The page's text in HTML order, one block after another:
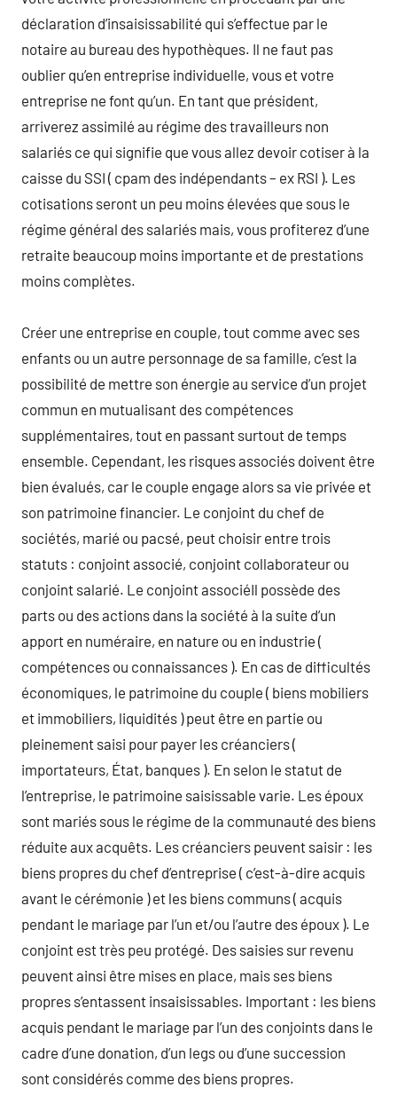
déclaration d’insaisissabilité qui s’effectue par le
notaire au bureau des hypothèques. Il ne faut pas
oublier qu’en entreprise individuelle, vous et votre
entreprise ne font qu’un. En tant que président,
arriverez assimilé au régime des travailleurs non
salariés ce qui signifie que vous allez devoir cotiser à la
caisse du SSI ( cpam des indépendants – ex RSI ). Les
cotisations seront un peu moins élevées que sous le
régime général des salariés mais, vous profiterez d’une
retraite beaucoup moins importante et de prestations
moins complètes.
Créer une entreprise en couple, tout comme avec ses
enfants ou un autre personnage de sa famille, c’est la
possibilité de mettre son énergie au service d’un projet
commun en mutualisant des compétences
supplémentaires, tout en passant surtout de temps
ensemble. Cependant, les risques associés doivent être
bien évalués, car le couple engage alors sa vie privée et
son patrimoine financier. Le conjoint du chef de
sociétés, marié ou pacsé, peut choisir entre trois
statuts : conjoint associé, conjoint collaborateur ou
conjoint salarié. Le conjoint associéIl possède des
parts ou des actions dans la société à la suite d’un
apport en numéraire, en nature ou en industrie (
compétences ou connaissances ). En cas de difficultés
économiques, le patrimoine du couple ( biens mobiliers
et immobiliers, liquidités ) peut être en partie ou
pleinement saisi pour payer les créanciers (
importateurs, État, banques ). En selon le statut de
l’entreprise, le patrimoine saisissable varie. Les époux
sont mariés sous le régime de la communauté des biens
réduite aux acquêts. Les créanciers peuvent saisir : les
biens propres du chef d’entreprise ( c’est-à-dire acquis
avant le cérémonie ) et les biens communs ( acquis
pendant le mariage par l’un et/ou l’autre des époux ). Le
conjoint est très peu protégé. Des saisies sur revenu
peuvent ainsi être mises en place, mais ses biens
propres s’entassent insaisissables. Important : les biens
acquis pendant le mariage par l’un des conjoints dans le
cadre d’une donation, d’un legs ou d’une succession
sont considérés comme des biens propres.